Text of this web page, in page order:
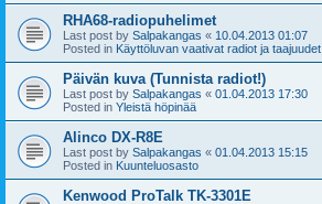
RHA68-radiopuhelimet
Last post by Salpakangas « 10.04.2013 01:07
Posted in Käyttöluvan vaativat radiot ja taajuudet
Päivän kuva (Tunnista radiot!)
Last post by Salpakangas « 01.04.2013 17:30
Posted in Yleistä höpinää
Alinco DX-R8E
Last post by Salpakangas « 01.04.2013 15:15
Posted in Kuunteluosasto
Kenwood ProTalk TK-3301E